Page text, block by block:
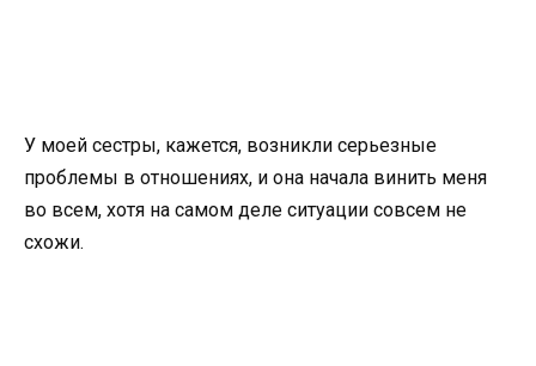
У моей сестры, кажется, возникли серьезные
проблемы в отношениях, и она начала винить меня
во всем, хотя на самом деле ситуации совсем не
схожи.